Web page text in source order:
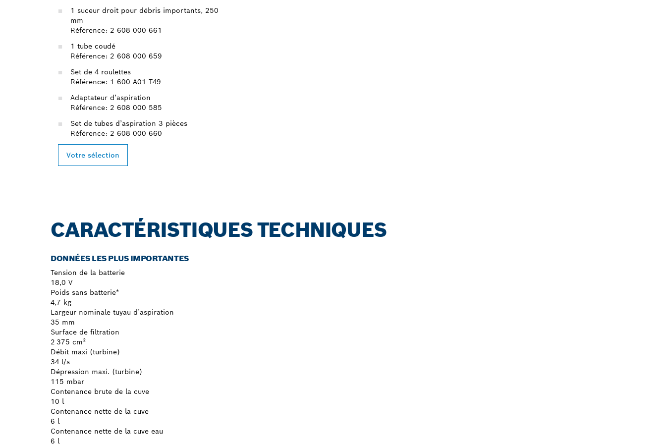
1 suceur droit pour débris importants, 250
mm
Référence: 2 608 000 661
1 tube coudé
Référence: 2 608 000 659
Set de 4 roulettes
Référence: 1 600 A01 T49
Adaptateur d’aspiration
Référence: 2 608 000 585
Set de tubes d’aspiration 3 pièces
Référence: 2 608 000 660
Votre sélection
CARACTÉRISTIQUES TECHNIQUES
DONNÉES LES PLUS IMPORTANTES
Tension de la batterie
18,0 V
Poids sans batterie*
4,7 kg
Largeur nominale tuyau d’aspiration
35 mm
Surface de filtration
2 375 cm²
Débit maxi (turbine)
34 l/s
Dépression maxi. (turbine)
115 mbar
Contenance brute de la cuve
10 l
Contenance nette de la cuve
6 l
Contenance nette de la cuve eau
6 l